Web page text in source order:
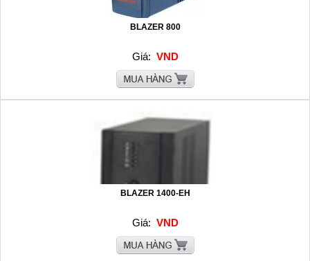
BLAZER 800
Giá: VND
BLAZER 1400-EH
Giá: VND